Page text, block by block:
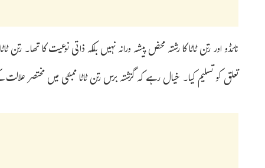
نائڈو اور رتن ٹاٹا کا رشتہ محض پیشہ ورانہ نہیں بلکہ ذاتی نوعیت کا تھا۔
تعلق کو تسلیم کیا۔ خیال رہے کہ گزشتہ برس رتن ٹاٹا ممبئی میں مختصر علالت کے